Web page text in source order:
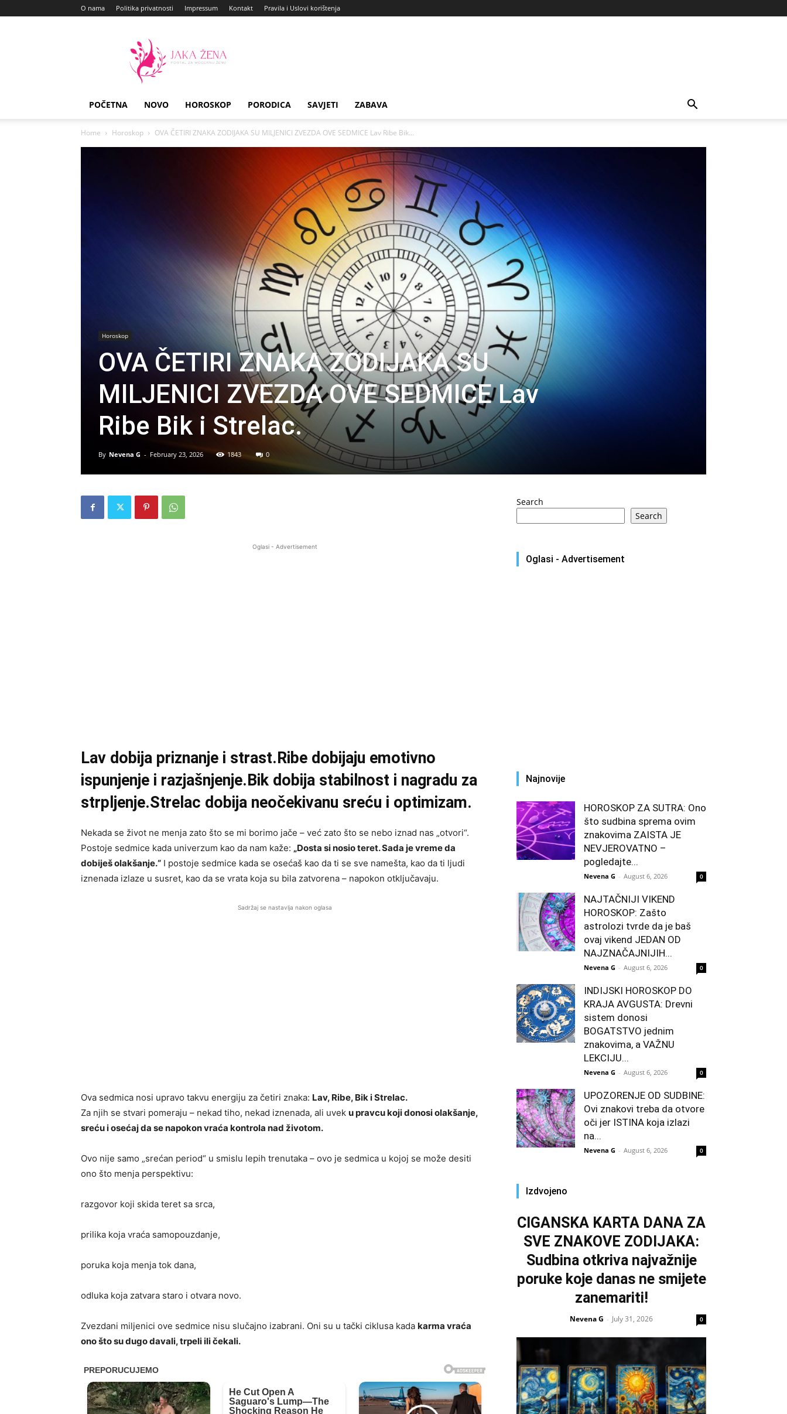
O nama Politika privatnosti Impressum Kontakt Pravila i Uslovi korištenja
Zena
POČETNA NOVO HOROSKOP PORODICA SAVJETI ZABAVA
Home Horoskop OVA ČETIRI ZNAKA ZODIJAKA SU MILJENICI ZVEZDA OVE SEDMICE Lav Ribe Bik...
Horoskop
OVA ČETIRI ZNAKA ZODIJAKA SU
MILJENICI ZVEZDA OVE SEDMICE Lav
Ribe Bik i Strelac.
By Nevena G - February 23, 2026 1843 0
Oglasi - Advertisement
Lav dobija priznanje i strast.Ribe dobijaju emotivno
ispunjenje i razjašnjenje.Bik dobija stabilnost i nagradu za
strpljenje.Strelac dobija neočekivanu sreću i optimizam.
Nekada se život ne menja zato što se mi borimo jače – već zato što se nebo iznad nas „otvori“.
Postoje sedmice kada univerzum kao da nam kaže: „Dosta si nosio teret. Sada je vreme da
dobiješ olakšanje.“ I postoje sedmice kada se osećaš kao da ti se sve namešta, kao da ti ljudi
iznenada izlaze u susret, kao da se vrata koja su bila zatvorena – napokon otključavaju.
Sadržaj se nastavlja nakon oglasa
Ova sedmica nosi upravo takvu energiju za četiri znaka: Lav, Ribe, Bik i Strelac.
Za njih se stvari pomeraju – nekad tiho, nekad iznenada, ali uvek u pravcu koji donosi olakšanje,
sreću i osećaj da se napokon vraća kontrola nad životom.
Ovo nije samo „srećan period“ u smislu lepih trenutaka – ovo je sedmica u kojoj se može desiti
ono što menja perspektivu:
razgovor koji skida teret sa srca,
prilika koja vraća samopouzdanje,
poruka koja menja tok dana,
odluka koja zatvara staro i otvara novo.
Zvezdani miljenici ove sedmice nisu slučajno izabrani. Oni su u tački ciklusa kada karma vraća
ono što su dugo davali, trpeli ili čekali.
Search
Search
Oglasi - Advertisement
Najnovije
HOROSKOP ZA SUTRA: Ono
što sudbina sprema ovim
znakovima ZAISTA JE
NEVJEROVATNO –
pogledajte...
Nevena G - August 6, 2026 0
NAJTAČNIJI VIKEND
HOROSKOP: Zašto
astrolozi tvrde da je baš
ovaj vikend JEDAN OD
NAJZNAČAJNIJIH...
Nevena G - August 6, 2026 0
INDIJSKI HOROSKOP DO
KRAJA AVGUSTA: Drevni
sistem donosi
BOGATSTVO jednim
znakovima, a VAŽNU
LEKCIJU...
Nevena G - August 6, 2026 0
UPOZORENJE OD SUDBINE:
Ovi znakovi treba da otvore
oči jer ISTINA koja izlazi
na...
Nevena G - August 6, 2026 0
Izdvojeno
CIGANSKA KARTA DANA ZA
SVE ZNAKOVE ZODIJAKA:
Sudbina otkriva najvažnije
poruke koje danas ne smijete
zanemariti!
Nevena G - July 31, 2026 0